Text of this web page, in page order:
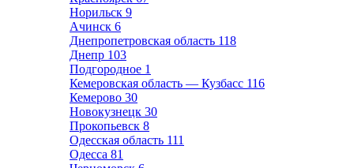
Норильск 9
Ачинск 6
Днепропетровская область 118
Днепр 103
Подгородное 1
Кемеровская область — Кузбасс 116
Кемерово 30
Новокузнецк 30
Прокопьевск 8
Одесская область 111
Одесса 81